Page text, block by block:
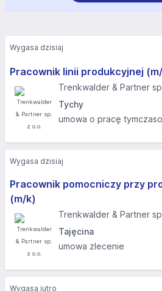
Pracownik linii produkcyjnej
Trenkwalder & Partner
Tychy
umowa o pracę
Wygasa dzisiaj
Pracownik pomocniczy przy
(m/k)
Trenkwalder & Partner
Tajęcina
umowa zlecenie
Wygasa dzisiaj
Wygasa jutro